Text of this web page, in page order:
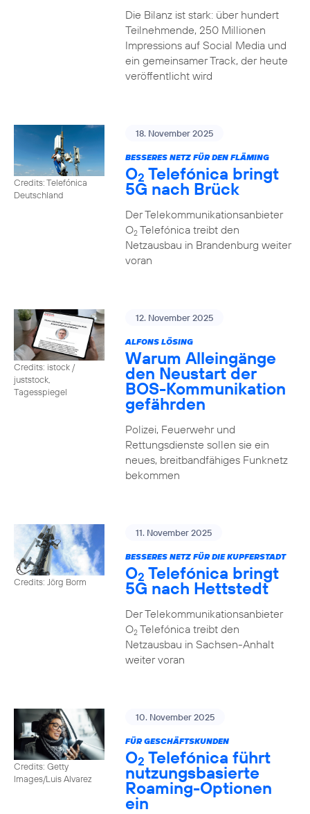
Die Bilanz ist stark: über hundert
Teilnehmende, 250 Millionen
Impressions auf Social Media und
ein gemeinsamer Track, der heute
veröffentlicht wird
Credits: Telefónica
Deutschland
18. November 2025
BESSERES NETZ FÜR DEN FLÄMING
O2 Telefónica bringt
5G nach Brück
Der Telekommunikationsanbieter
O2Telefónica treibt den
Netzausbau in Brandenburg weiter
voran
Credits: istock /
juststock,
Tagesspiegel
12. November 2025
ALFONS LÖSING
Warum Alleingänge
den Neustart der
BOS-Kommunikation
gefährden
Polizei, Feuerwehr und
Rettungsdienste sollen sie ein
neues, breitbandfähiges Funknetz
bekommen
Credits: Jörg Borm
11. November 2025
BESSERES NETZ FÜR DIE KUPFERSTADT
O2 Telefónica bringt
5G nach Hettstedt
Der Telekommunikationsanbieter
O2Telefónica treibt den
Netzausbau in Sachsen-Anhalt
weiter voran
Credits: Getty
Images/Luis Alvarez
10. November 2025
FÜR GESCHÄFTSKUNDEN
O2 Telefónica führt
nutzungs­basierte
Roaming-Optionen
ein